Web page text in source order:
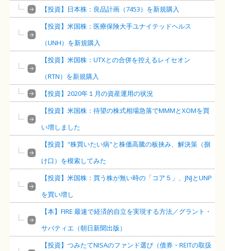
【投資】日本株：良品計画（7453）を新規購入
【投資】米国株：医療保険大手ユナイテッドヘルス
（UNH）を新規購入
【投資】米国株：UTXとの合併を控えるレイセオン
（RTN）を新規購入
【投資】2020年１月の資産運用の状況
【投資】米国株：待望の株式相場急落でMMMとXOMを買
い増しました
【投資】"株買いたい病"と株価高騰の板挟み、解決策（捌
け口）を模索してみた
【投資】米国株：買う株が無い時の「コア５」、JNJとUNP
を買い増し
【本】FIRE 最速で経済的自立を実現する方法／グラント・
サバティエ（朝日新聞出版）
【投資】つみたてNISAのファンド選び（債券・REITの取扱